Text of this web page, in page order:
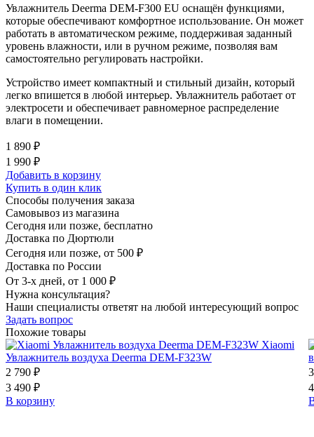
Увлажнитель Deerma DEM-F300 EU оснащён функциями,
которые обеспечивают комфортное использование. Он может
работать в автоматическом режиме, поддерживая заданный
уровень влажности, или в ручном режиме, позволяя вам
самостоятельно регулировать настройки.
Устройство имеет компактный и стильный дизайн, который
легко впишется в любой интерьер. Увлажнитель работает от
электросети и обеспечивает равномерное распределение
влаги в помещении.
1 890 ₽
1 990 ₽
Добавить в корзину
Купить в один клик
Способы получения заказа
Самовывоз из магазина
Сегодня или позже, бесплатно
Доставка по Дюртюли
Сегодня или позже, от 500 ₽
Доставка по России
От 3-х дней, от 1 000 ₽
Нужна консультация?
Наши специалисты ответят на любой интересующий вопрос
Задать вопрос
Похожие товары
Xiaomi
Увлажнитель воздуха Deerma DEM-F323W
2 790 ₽
3 490 ₽
В корзину